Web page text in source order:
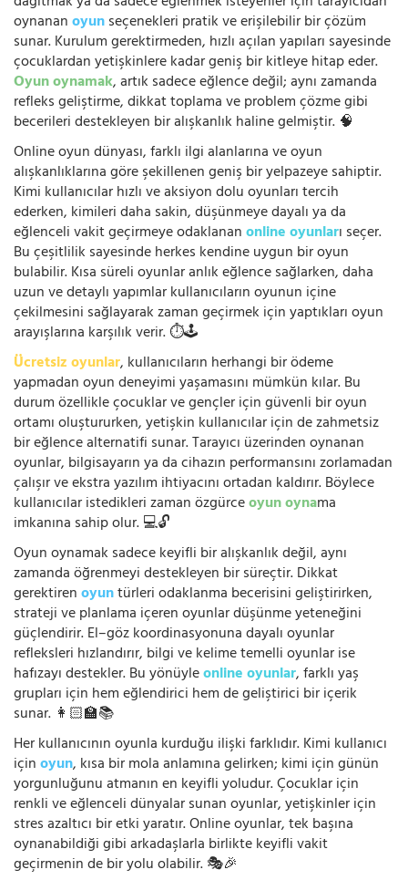
oynananoyunseçenekleri pratik ve erişilebilir bir çözüm
sunar. Kurulum gerektirmeden, hızlı açılan yapıları sayesinde
çocuklardan yetişkinlere kadar geniş bir kitleye hitap eder.
Oyun oynamak, artık sadece eğlence değil; aynı zamanda
refleks geliştirme, dikkat toplama ve problem çözme gibi
becerileri destekleyen bir alışkanlık haline gelmiştir. 🧠
Online oyun dünyası, farklı ilgi alanlarına ve oyun
alışkanlıklarına göre şekillenen geniş bir yelpazeye sahiptir.
Kimi kullanıcılar hızlı ve aksiyon dolu oyunları tercih
ederken, kimileri daha sakin, düşünmeye dayalı ya da
eğlenceli vakit geçirmeye odaklananonline oyunları seçer.
Bu çeşitlilik sayesinde herkes kendine uygun bir oyun
bulabilir. Kısa süreli oyunlar anlık eğlence sağlarken, daha
uzun ve detaylı yapımlar kullanıcıların oyunun içine
çekilmesini sağlayarak zaman geçirmek için yaptıkları oyun
arayışlarına karşılık verir. ⏱️🕹️
Ücretsiz oyunlar, kullanıcıların herhangi bir ödeme
yapmadan oyun deneyimi yaşamasını mümkün kılar. Bu
durum özellikle çocuklar ve gençler için güvenli bir oyun
ortamı oluştururken, yetişkin kullanıcılar için de zahmetsiz
bir eğlence alternatifi sunar. Tarayıcı üzerinden oynanan
oyunlar, bilgisayarın ya da cihazın performansını zorlamadan
çalışır ve ekstra yazılım ihtiyacını ortadan kaldırır. Böylece
kullanıcılar istedikleri zaman özgürceoyun oynama
imkanına sahip olur. 💻🔓
Oyun oynamak sadece keyifli bir alışkanlık değil, aynı
zamanda öğrenmeyi destekleyen bir süreçtir. Dikkat
gerektirenoyuntürleri odaklanma becerisini geliştirirken,
strateji ve planlama içeren oyunlar düşünme yeteneğini
güçlendirir. El–göz koordinasyonuna dayalı oyunlar
refleksleri hızlandırır, bilgi ve kelime temelli oyunlar ise
hafızayı destekler. Bu yönüyleonline oyunlar, farklı yaş
grupları için hem eğlendirici hem de geliştirici bir içerik
sunar. 👩🏻‍🏫📚
Her kullanıcının oyunla kurduğu ilişki farklıdır. Kimi kullanıcı
içinoyun, kısa bir mola anlamına gelirken; kimi için günün
yorgunluğunu atmanın en keyifli yoludur. Çocuklar için
renkli ve eğlenceli dünyalar sunan oyunlar, yetişkinler için
stres azaltıcı bir etki yaratır. Online oyunlar, tek başına
oynanabildiği gibi arkadaşlarla birlikte keyifli vakit
geçirmenin de bir yolu olabilir. 🎭🎉